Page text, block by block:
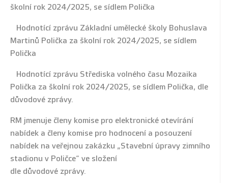
školní rok 2024/2025, se sídlem Polička
Hodnotící zprávu Základní umělecké školy Bohuslava
Martinů Polička za školní rok 2024/2025, se sídlem
Polička
Hodnotící zprávu Střediska volného času Mozaika
Polička za školní rok 2024/2025, se sídlem Polička, dle
důvodové zprávy.
RM jmenuje členy komise pro elektronické otevírání
nabídek a členy komise pro hodnocení a posouzení
nabídek na veřejnou zakázku „Stavební úpravy zimního
stadionu v Poličce“ ve složení
dle důvodové zprávy.